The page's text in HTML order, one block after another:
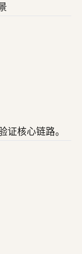
证核心链路。